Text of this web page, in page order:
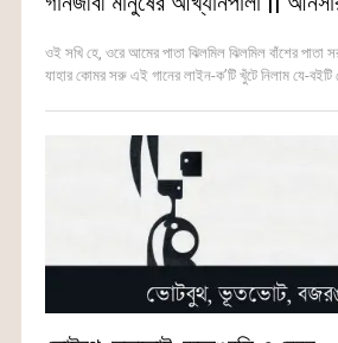
ওই সখি হে, ওরে আমের পাতা ঝিলমিল ঝিলমিল বাঁশের পাতা
যাহার কোমর সরু এই গানের লাইন-ক’টি খুঁটে নিলাম যে-